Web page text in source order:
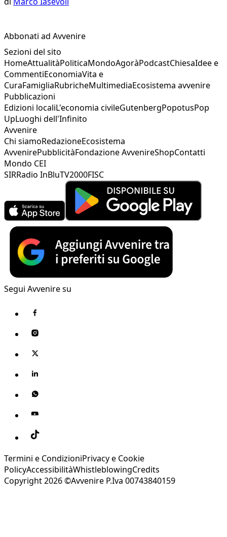
Abbonati ad Avvenire
Sezioni del sito
HomeAttualitàPoliticaMondoAgoràPodcastChiesaIdee e
CommentiEconomiaVita e
CuraFamigliaRubricheMultimediaEcosistema avvenire
Pubblicazioni
Edizioni localiL'economia civileGutenbergPopotusPop
UpLuoghi dell'Infinito
Avvenire
Chi siamoRedazioneEcosistema
AvvenirePubblicitàFondazione AvvenireShopContatti
Mondo CEI
SIRRadio InBluTV2000FISC
Segui Avvenire su
Termini e CondizioniPrivacy e Cookie
PolicyAccessibilitàWhistleblowingCredits
Copyright 2026 ©Avvenire P.Iva 00743840159